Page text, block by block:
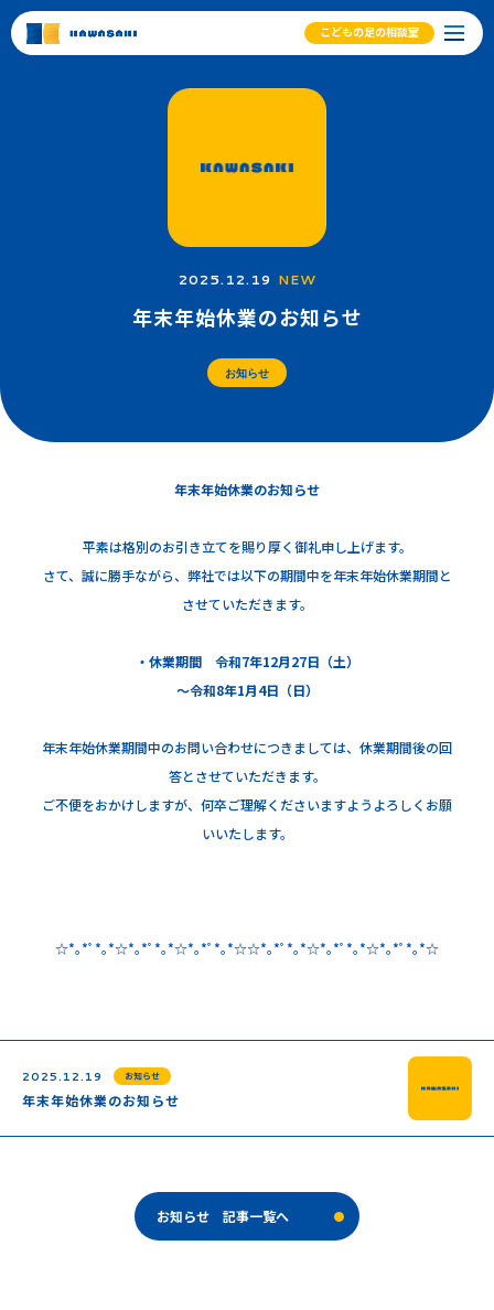
こどもの足の相談室
2025.12.19 NEW
年末年始休業のお知らせ
お知らせ
年末年始休業のお知らせ
平素は格別のお引き立てを賜り厚く御礼申し上げます。
さて、誠に勝手ながら、弊社では以下の期間中を年末年始休業期間と
させていただきます。
・休業期間 令和7年12月27日（土）
～令和8年1月4日（日）
年末年始休業期間中のお問い合わせにつきましては、休業期間後の回
答とさせていただきます。
ご不便をおかけしますが、何卒ご理解くださいますようよろしくお願
いいたします。
☆*｡*ﾟ*｡*☆*｡*ﾟ*｡*☆*｡*ﾟ*｡*☆☆*｡*ﾟ*｡*☆*｡*ﾟ*｡*☆*｡*ﾟ*｡*☆
2025.12.19 お知らせ
年末年始休業のお知らせ
お知らせ 記事一覧へ